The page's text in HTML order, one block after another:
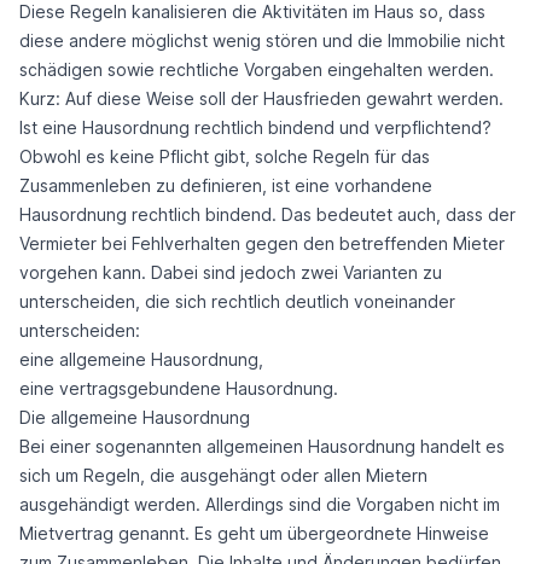
Diese Regeln kanalisieren die Aktivitäten im Haus so, dass
diese andere möglichst wenig stören und die Immobilie nicht
schädigen sowie rechtliche Vorgaben eingehalten werden.
Kurz: Auf diese Weise soll der Hausfrieden gewahrt werden.
Ist eine Hausordnung rechtlich bindend und verpflichtend?
Obwohl es keine Pflicht gibt, solche Regeln für das
Zusammenleben zu definieren, ist eine vorhandene
Hausordnung rechtlich bindend. Das bedeutet auch, dass der
Vermieter bei Fehlverhalten gegen den betreffenden Mieter
vorgehen kann. Dabei sind jedoch zwei Varianten zu
unterscheiden, die sich rechtlich deutlich voneinander
unterscheiden:
eine allgemeine Hausordnung,
eine vertragsgebundene Hausordnung.
Die allgemeine Hausordnung
Bei einer sogenannten allgemeinen Hausordnung handelt es
sich um Regeln, die ausgehängt oder allen Mietern
ausgehändigt werden. Allerdings sind die Vorgaben nicht im
Mietvertrag genannt. Es geht um übergeordnete Hinweise